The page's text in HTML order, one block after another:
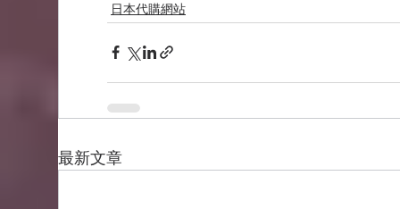
日本代購網站
最新文章